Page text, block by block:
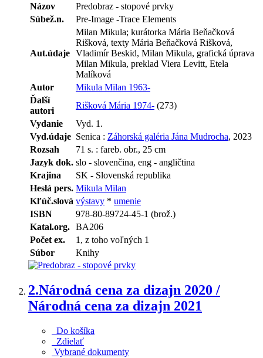
Názov
Predobraz - stopové prvky
Súbež.n.
Pre-Image -Trace Elements
Aut.údaje
Milan Mikula; kurátorka Mária Beňačková
Rišková, texty Mária Beňačková Rišková,
Vladimír Beskid, Milan Mikula, grafická úprava
Milan Mikula, preklad Viera Levitt, Etela
Malíková
Autor
Mikula Milan 1963-
Ďalší
autori
Rišková Mária 1974- (273)
Vydanie
Vyd. 1.
Vyd.údaje Senica : Záhorská galéria Jána Mudrocha, 2023
Rozsah
71 s. : fareb. obr., 25 cm
Jazyk dok. slo - slovenčina, eng - angličtina
Krajina
SK - Slovenská republika
Heslá pers. Mikula Milan
Kľúč.slová výstavy * umenie
ISBN
978-80-89724-45-1 (brož.)
Katal.org. BA206
Počet ex.
1, z toho voľných 1
Súbor
Knihy
2.Národná cena za dizajn 2020 /
Národná cena za dizajn 2021
Do košíka
Zdielať
Vybrané dokumenty